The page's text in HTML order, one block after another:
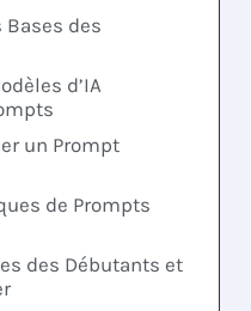
Bases des
d’IA
un Prompt
de Prompts
des Débutants et